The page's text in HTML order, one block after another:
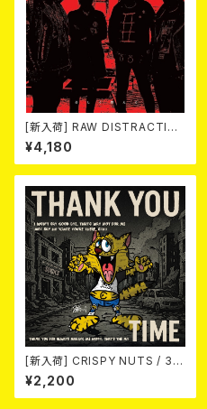
[新入荷] RAW DISTRACTIO
NS / 奇しく燃える (LP)
¥4,180
[新入荷] CRISPY NUTS / 30t
h Anniversary Vol.1 (7"EP)
¥2,200